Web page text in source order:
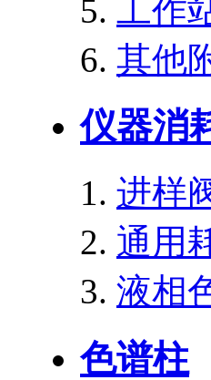
工作
其他
仪器消
进样
通用
液相
色谱柱